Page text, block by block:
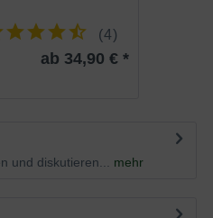
(4)
ab 34,90 € *
und diskutieren...
mehr